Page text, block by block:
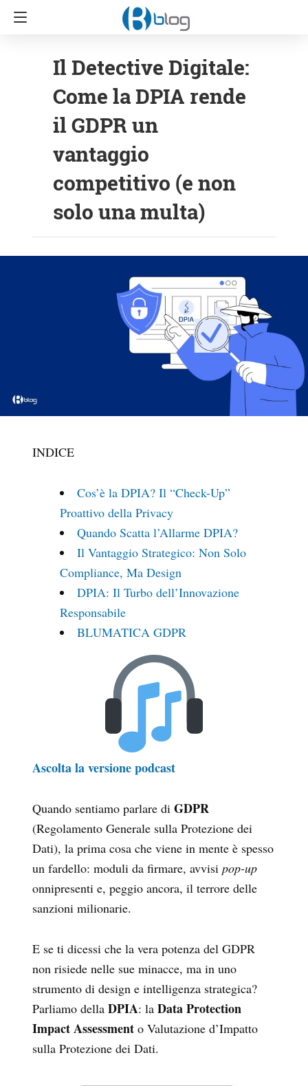
Il Detective Digitale:
Come la DPIA rende
il GDPR un
vantaggio
competitivo (e non
solo una multa)
INDICE
Cos’è la DPIA? Il “Check-Up”
Proattivo della Privacy
Quando Scatta l’Allarme DPIA?
Il Vantaggio Strategico: Non Solo
Compliance, Ma Design
DPIA: Il Turbo dell’Innovazione
Responsabile
BLUMATICA GDPR
Ascolta la versione podcast
Quando sentiamo parlare di GDPR
(Regolamento Generale sulla Protezione dei
Dati), la prima cosa che viene in mente è spesso
un fardello: moduli da firmare, avvisi pop-up
onnipresenti e, peggio ancora, il terrore delle
sanzioni milionarie.
E se ti dicessi che la vera potenza del GDPR
non risiede nelle sue minacce, ma in uno
strumento di design e intelligenza strategica?
Parliamo della DPIA: la Data Protection
Impact Assessment o Valutazione d’Impatto
sulla Protezione dei Dati.